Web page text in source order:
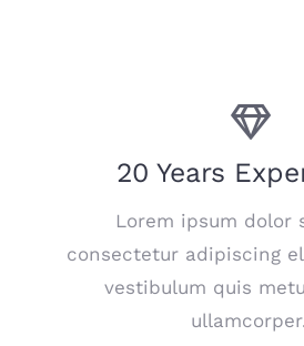
20 Years
Lorem ipsum dolor
consectetur adipiscing
vestibulum quis
ullamcorper.